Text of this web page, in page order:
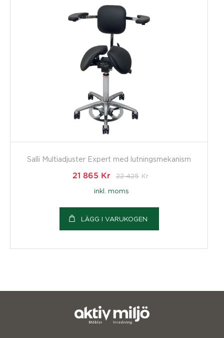
Salli Multiadjuster Expert med lutningsmekanism
21 865 Kr 22 425 Kr
inkl. moms
LÄGG I VARUKOGEN